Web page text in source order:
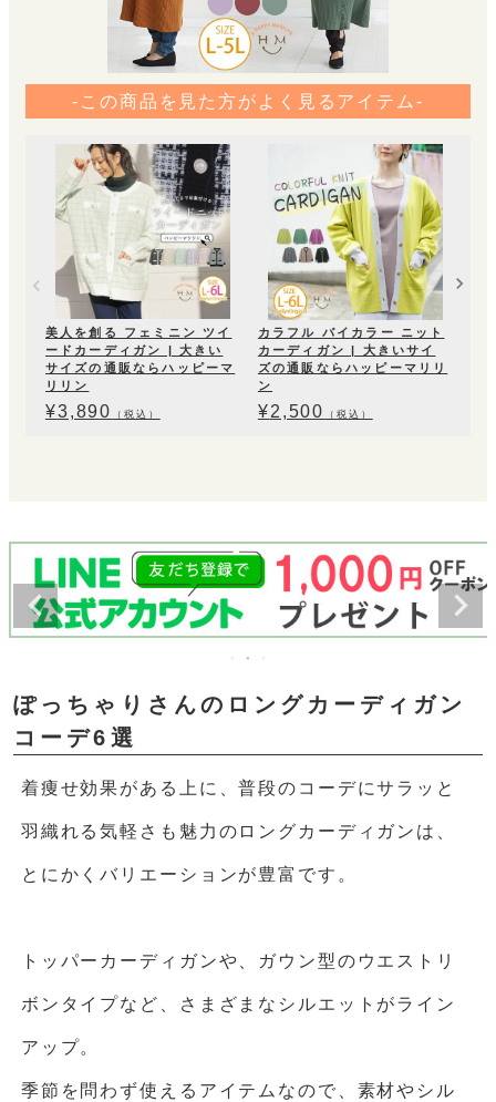
-この商品を見た方がよく見るアイテム-
美人を創る フェミニン ツイ
ードカーディガン | 大きい
サイズの通販ならハッピーマ
リリン
¥3,890 （税込）
カラフル バイカラー ニット
カーディガン | 大きいサイ
ズの通販ならハッピーマリリ
ン
¥2,500 （税込）
ぽっちゃりさんのロングカーディガン
コーデ6選
着痩せ効果がある上に、普段のコーデにサラッと
羽織れる気軽さも魅力のロングカーディガンは、
とにかくバリエーションが豊富です。
トッパーカーディガンや、ガウン型のウエストリ
ボンタイプなど、さまざまなシルエットがライン
アップ。
季節を問わず使えるアイテムなので、素材やシル